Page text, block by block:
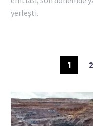
yerleşti.
1 2